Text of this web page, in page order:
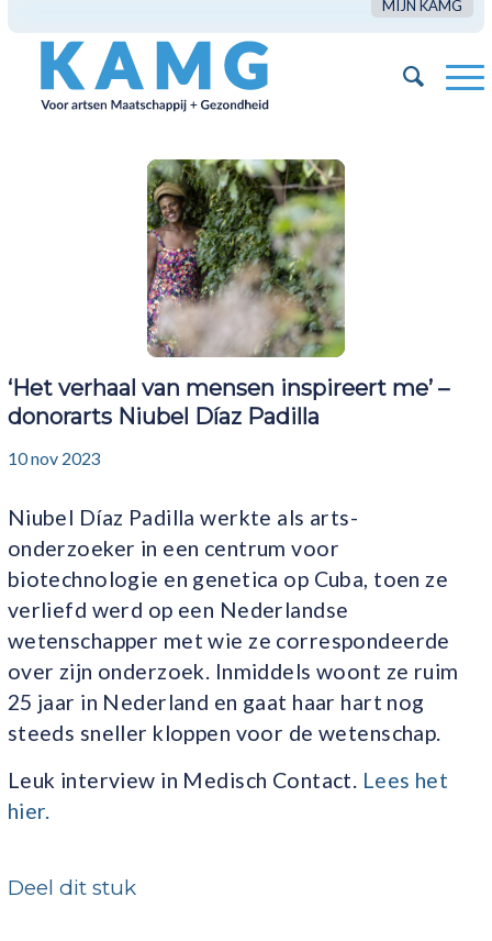
MIJN KAMG
‘Het verhaal van mensen inspireert me’ –
donorarts Niubel Díaz Padilla
10 nov 2023
Niubel Díaz Padilla werkte als arts-
onderzoeker in een centrum voor
biotechnologie en genetica op Cuba, toen ze
verliefd werd op een Nederlandse
wetenschapper met wie ze correspondeerde
over zijn onderzoek. Inmiddels woont ze ruim
25 jaar in Nederland en gaat haar hart nog
steeds sneller kloppen voor de wetenschap.
Leuk interview in Medisch Contact. Lees het
hier.
Deel dit stuk